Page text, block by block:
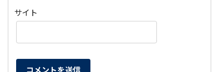
サイト